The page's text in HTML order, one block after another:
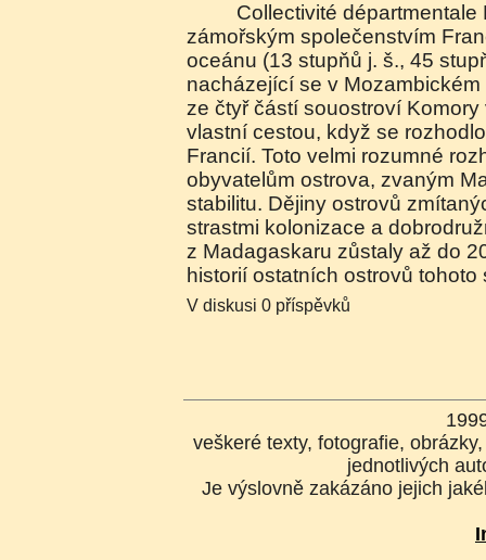
Collectivité départmentale Mayotte je
zámořským společenstvím
oceánu (13 stupňů j. š., 45
nacházející se v
ze čtyř částí souostroví
vlastní cestou, když se
Francií. Toto velmi rozumné
obyvatelům ostrova, zvaným
stabilitu. Dějiny ostrovů
strastmi kolonizace a
z Madagaskaru zůstaly až do
historií ostatních ostrovů tohoto
V diskusi 0 příspěvků
veškeré texty, fotografie,
jednotlivých
Je výslovně zakázáno jejich